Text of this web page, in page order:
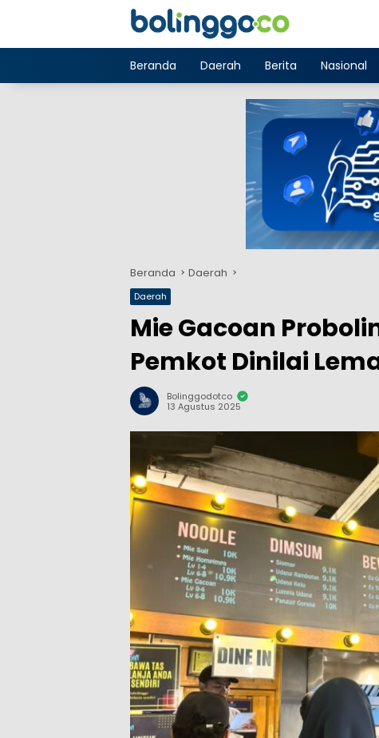
Beranda Daerah Berita Nasional
Beranda Daerah
Daerah
Mie Gacoan
Pemkot Dinilai
Bolinggodotco
13 Agustus 2025